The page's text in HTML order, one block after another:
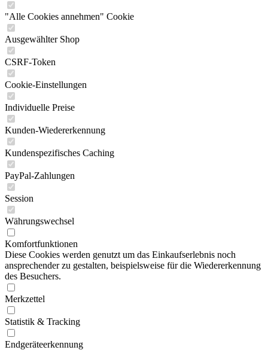
"Alle Cookies annehmen" Cookie
Ausgewählter Shop
CSRF-Token
Cookie-Einstellungen
Individuelle Preise
Kunden-Wiedererkennung
Kundenspezifisches Caching
PayPal-Zahlungen
Session
Währungswechsel
Komfortfunktionen
Diese Cookies werden genutzt um das Einkaufserlebnis noch
ansprechender zu gestalten, beispielsweise für die Wiedererkennung
des Besuchers.
Merkzettel
Statistik & Tracking
Endgeräteerkennung